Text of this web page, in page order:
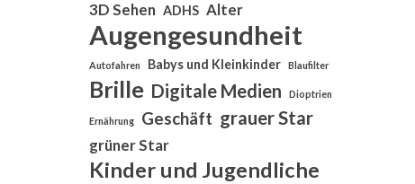
3D Sehen ADHS Alter
Augengesundheit
Autofahren Babys und Kleinkinder Blaufilter
Brille Digitale Medien Dioptrien
Ernährung Geschäft grauer Star
grüner Star
Kinder und Jugendliche